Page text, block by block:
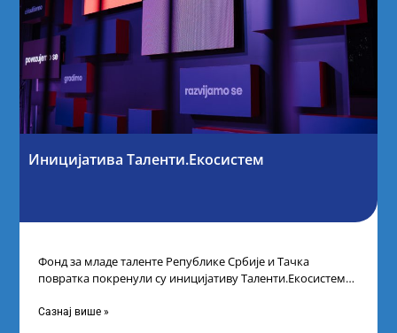
Иницијатива Таленти.Екосистем
Фонд за младе таленте Републике Србије и Тачка
повратка покренули су иницијативу Таленти.Екосистем.
Сазнај више »